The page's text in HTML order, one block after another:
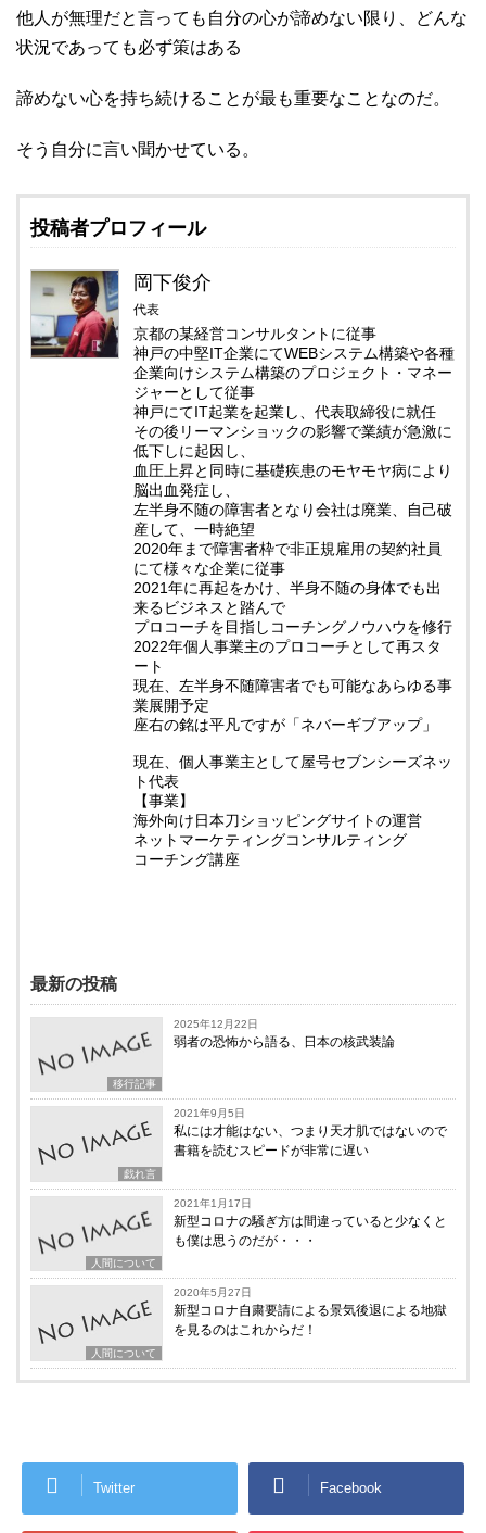
他人が無理だと言っても自分の心が諦めない限り、どんな
状況であっても必ず策はある
諦めない心を持ち続けることが最も重要なことなのだ。
そう自分に言い聞かせている。
投稿者プロフィール
岡下俊介
代表
京都の某経営コンサルタントに従事
神戸の中堅IT企業にてWEBシステム構築や各種
企業向けシステム構築のプロジェクト・マネー
ジャーとして従事
神戸にてIT起業を起業し、代表取締役に就任
その後リーマンショックの影響で業績が急激に
低下しに起因し、
血圧上昇と同時に基礎疾患のモヤモヤ病により
脳出血発症し、
左半身不随の障害者となり会社は廃業、自己破
産して、一時絶望
2020年まで障害者枠で非正規雇用の契約社員
にて様々な企業に従事
2021年に再起をかけ、半身不随の身体でも出
来るビジネスと踏んで
プロコーチを目指しコーチングノウハウを修行
2022年個人事業主のプロコーチとして再スタ
ート
現在、左半身不随障害者でも可能なあらゆる事
業展開予定
座右の銘は平凡ですが「ネバーギブアップ」
現在、個人事業主として屋号セブンシーズネッ
ト代表
【事業】
海外向け日本刀ショッピングサイトの運営
ネットマーケティングコンサルティング
コーチング講座
最新の投稿
移行記事
2025年12月22日
弱者の恐怖から語る、日本の核武装論
戯れ言
2021年9月5日
私には才能はない、つまり天才肌ではないので
書籍を読むスピードが非常に遅い
人間について
2021年1月17日
新型コロナの騒ぎ方は間違っていると少なくと
も僕は思うのだが・・・
人間について
2020年5月27日
新型コロナ自粛要請による景気後退による地獄
を見るのはこれからだ！
Twitter Facebook